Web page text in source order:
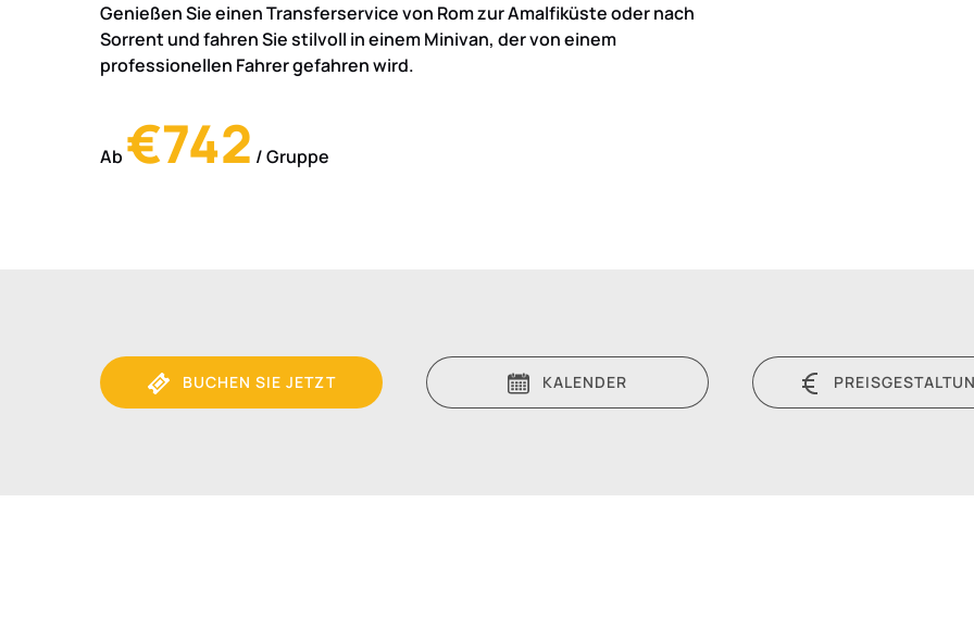
Genießen Sie einen Transferservice von Rom zur Amalfiküste oder nach
Sorrent und fahren Sie stilvoll in einem Minivan, der von einem
professionellen Fahrer gefahren wird.
Ab €742 / Gruppe
BUCHEN SIE JETZT KALENDER